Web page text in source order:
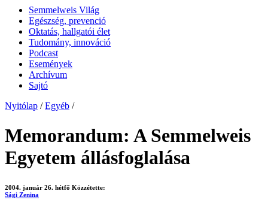
Semmelweis Világ
Egészség, prevenció
Oktatás, hallgatói élet
Tudomány, innováció
Podcast
Események
Archívum
Sajtó
Nyitólap / Egyéb /
Memorandum: A Semmelweis
Egyetem állásfoglalása
2004. január 26. hétfő Közzétette:
Sági Zenina